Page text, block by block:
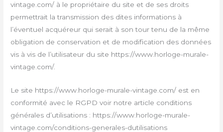
vintage.com/ à le propriétaire du site et de ses droits
permettrait la transmission des dites informations à
l’éventuel acquéreur qui serait à son tour tenu de la même
obligation de conservation et de modification des données
vis à vis de l’utilisateur du site https://www.horloge-murale-
vintage.com/.
Le site https://www.horloge-murale-vintage.com/ est en
conformité avec le RGPD voir notre article conditions
générales d’utilisations : https://www.horloge-murale-
vintage.com/conditions-generales-dutilisations